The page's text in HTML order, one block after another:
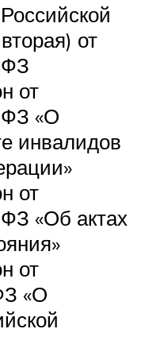
от
от
«О
инвалидов
от
«Об актах
от
«О